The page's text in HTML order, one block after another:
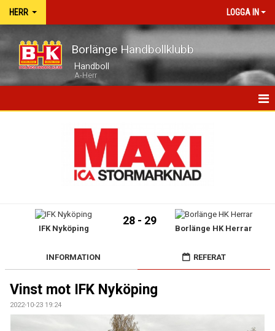
HERR LOGGA IN
Borlänge Handbollklubb
Handboll
A-Herr
KALENDER
BILDGALLERI
DOKUMENT
KONTAKT
IFK Nyköping
28 - 29
Borlänge HK Herrar
INFORMATION REFERAT
Vinst mot IFK Nyköping
2022-10-23 19:24